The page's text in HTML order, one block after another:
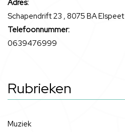
Adres:
Schapendrift 23 , 8075 BA Elspeet
Telefoonnummer:
0639476999
Rubrieken
Muziek